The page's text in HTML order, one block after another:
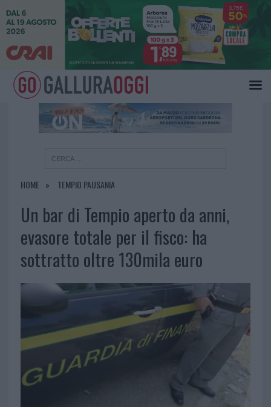
HOME TEMPIO PAUSANIA
Un bar di Tempio aperto da anni,
evasore totale per il fisco: ha
sottratto oltre 130mila euro
×